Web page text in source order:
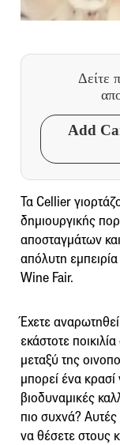
Δείτε
Add
Τα Cellier
δημιουργικής
αποσταγμάτων
απόλυτη
Wine Fair.
Έχετε
εκάστοτε
μεταξύ της
μπορεί ένα κρασί
βιοδυναμικές
πιο συχνά? Αυτές
να θέσετε στους